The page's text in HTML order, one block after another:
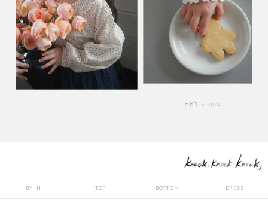
BY IN TOP BOTTOM DRESS